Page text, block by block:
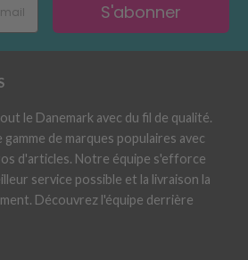
S'abonner
le Danemark avec du fil de qualité.
de marques populaires avec
d'articles. Notre équipe s'efforce
service possible et la livraison la
Découvrez l'équipe derrière